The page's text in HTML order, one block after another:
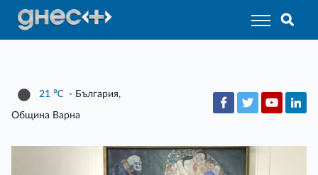
21 ℃ - България,
Община Варна